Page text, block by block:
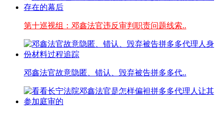
第十巡视组：邓鑫法官违反审判职责问题线索..
邓鑫法官故意隐匿、错认、毁弃被告拼多多代..